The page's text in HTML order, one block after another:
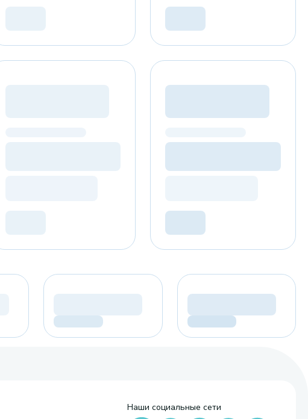
Наши социальные сети